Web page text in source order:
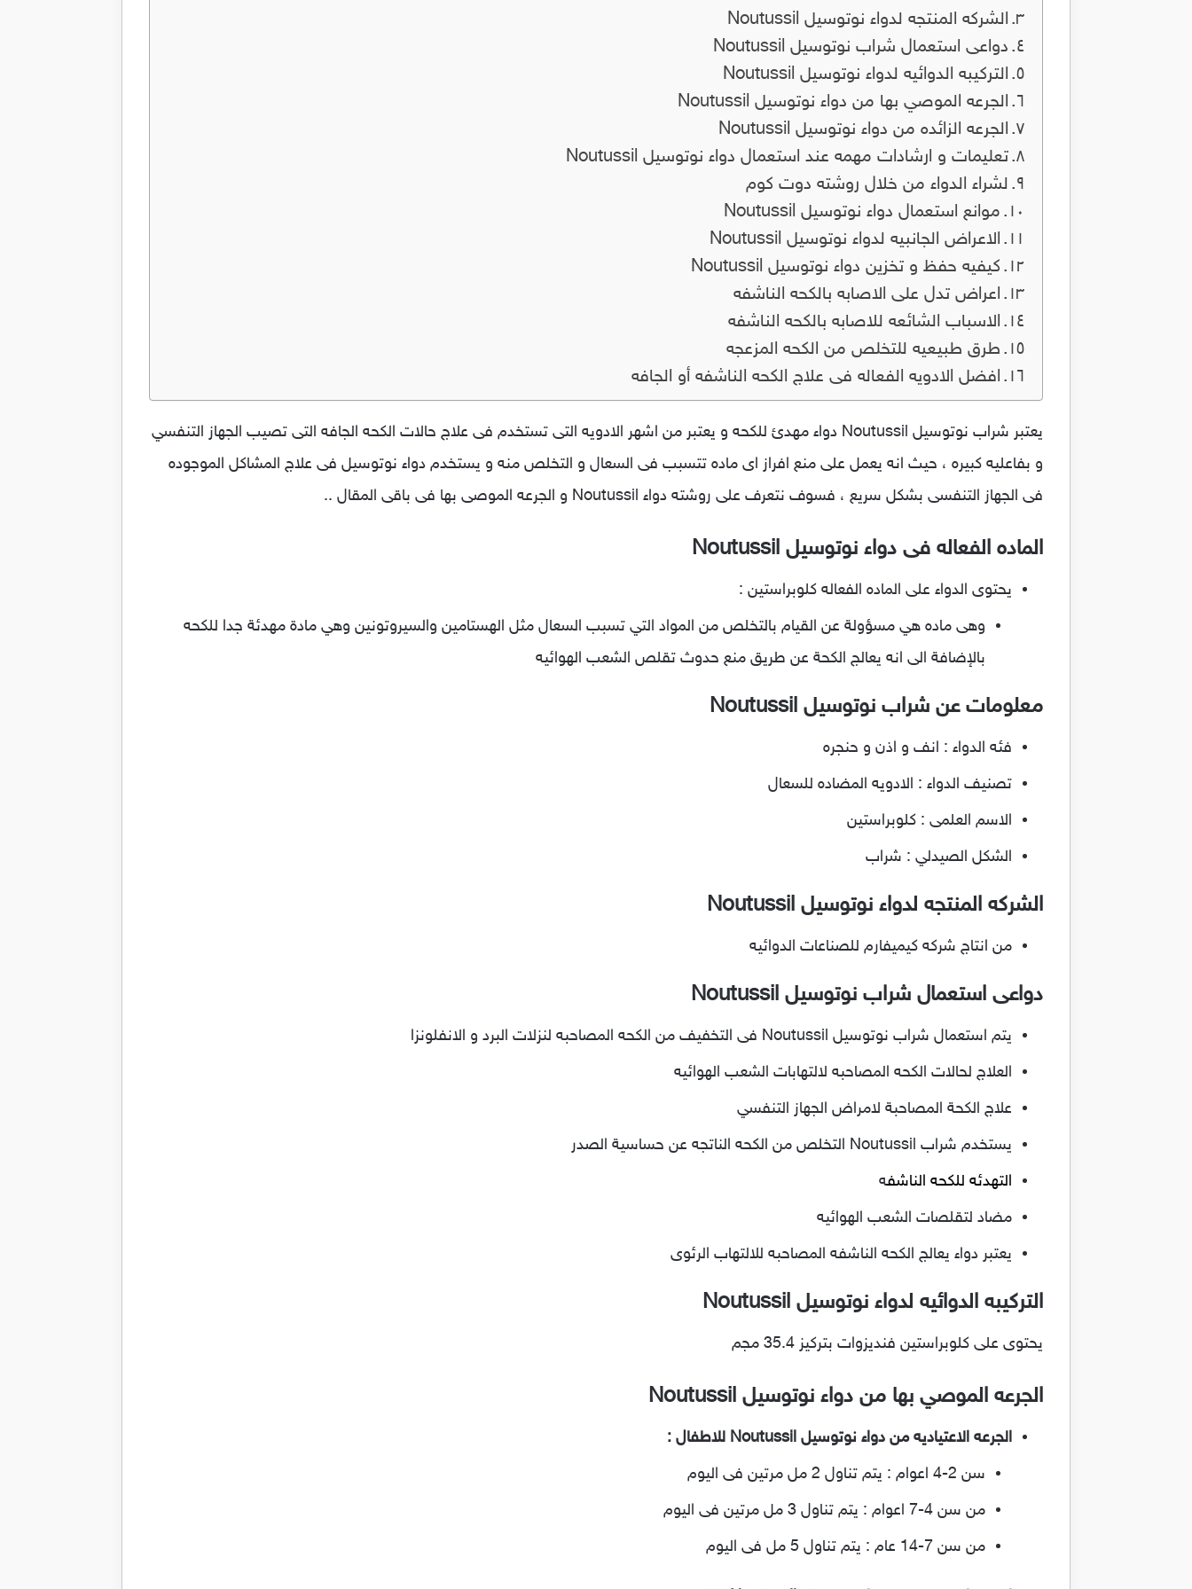
الشركه المنتجه لدواء نوتوسيل Noutussil
دواعى استعمال شراب نوتوسيل Noutussil
التركيبه الدوائيه لدواء نوتوسيل Noutussil
الجرعه الموصي بها من دواء نوتوسيل Noutussil
الجرعه الزائده من دواء نوتوسيل Noutussil
تعليمات و ارشادات مهمه عند استعمال دواء نوتوسيل Noutussil
لشراء الدواء من خلال روشته دوت كوم
موانع استعمال دواء نوتوسيل Noutussil
الاعراض الجانبيه لدواء نوتوسيل Noutussil
كيفيه حفظ و تخزين دواء نوتوسيل Noutussil
اعراض تدل على الاصابه بالكحه الناشفه
الاسباب الشائعه للاصابه بالكحه الناشفه
طرق طبيعيه للتخلص من الكحه المزعجه
افضل الادويه الفعاله فى علاج الكحه الناشفه أو الجافه
يعتبر شراب نوتوسيل Noutussil دواء مهدئ للكحه و يعتبر من اشهر الادويه التى تستخدم فى علاج حالات الكحه الجافه التى تصيب الجهاز التنفسي
و بفاعليه كبيره ، حيث انه يعمل على منع افراز اى ماده تتسبب فى السعال و التخلص منه و يستخدم دواء نوتوسيل فى علاج المشاكل الموجوده
فى الجهاز التنفسى بشكل سريع ، فسوف نتعرف على روشته دواء Noutussil و الجرعه الموصى بها فى باقى المقال ..
الماده الفعاله فى دواء نوتوسيل Noutussil
يحتوى الدواء على الماده الفعاله كلوبراستين :
وهى ماده هي مسؤولة عن القيام بالتخلص من المواد التي تسبب السعال مثل الهستامين والسيروتونين وهي مادة مهدئة جدا للكحه
‏بالإضافة الى انه يعالج الكحة عن طريق منع حدوث تقلص الشعب الهوائيه
معلومات عن شراب نوتوسيل Noutussil
فئه الدواء : انف و اذن و حنجره
تصنيف الدواء : الادويه المضاده للسعال
الاسم العلمى : كلوبراستين
الشكل الصيدلي : شراب
الشركه المنتجه لدواء نوتوسيل Noutussil
من انتاج شركه كيميفارم للصناعات الدوائيه
دواعى استعمال شراب نوتوسيل Noutussil
يتم استعمال شراب نوتوسيل Noutussil فى التخفيف من الكحه المصاحبه لنزلات البرد و الانفلونزا
العلاج لحالات الكحه المصاحبه لالتهابات الشعب الهوائيه
علاج الكحة المصاحبة لامراض الجهاز التنفسي
يستخدم شراب Noutussil التخلص من الكحه الناتجه عن حساسية الصدر
التهدئه للكحه الناشفه
مضاد لتقلصات الشعب الهوائيه
يعتبر دواء يعالج الكحه الناشفه المصاحبه للالتهاب الرئوى
التركيبه الدوائيه لدواء نوتوسيل Noutussil
يحتوى على كلوبراستين فنديزوات بتركيز 35.4 مجم
الجرعه الموصي بها من دواء نوتوسيل Noutussil
الجرعه الاعتياديه من دواء نوتوسيل Noutussil
للاطفال :
سن 2-4 اعوام : يتم تناول 2 مل مرتين فى اليوم
من سن 4-7 اعوام : يتم تناول 3 مل مرتين فى اليوم
من سن 7-14 عام : يتم تناول 5 مل فى اليوم